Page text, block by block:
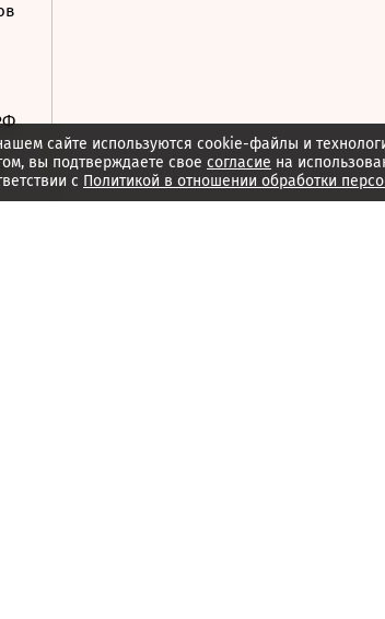
сайте используются cookie-файлы и
вы подтверждаете свое согласие на
с Политикой в отношении обработки